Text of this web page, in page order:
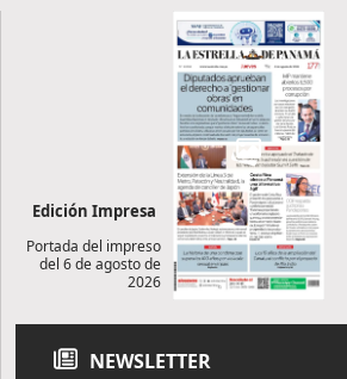
Edición Impresa
Portada del impreso
del 6 de agosto de
2026
NEWSLETTER